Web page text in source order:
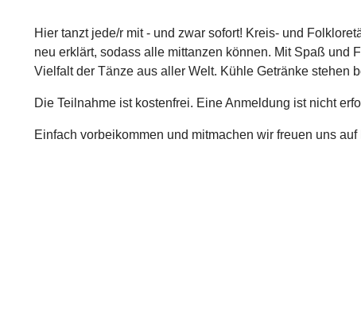
Hier tanzt jede/r mit - und zwar sofort! Kreis- und
neu erklärt, sodass alle mittanzen können. Mit Spaß und
Vielfalt der Tänze aus aller Welt. Kühle Getränke stehen
Die Teilnahme ist kostenfrei. Eine Anmeldung ist nicht
Einfach vorbeikommen und mitmachen wir freuen uns auf